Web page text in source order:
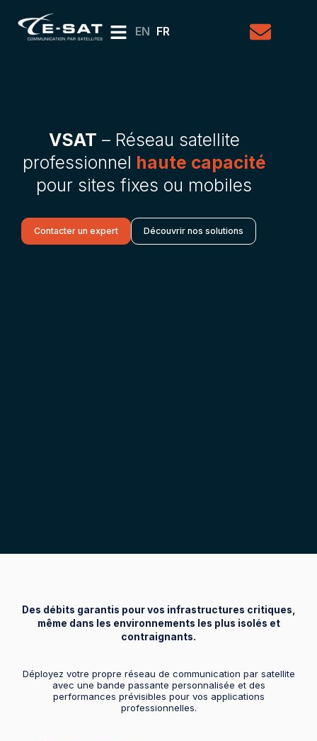
EN FR
VSAT – Réseau satellite
professionnel haute capacité
pour sites fixes ou mobiles
Contacter un expert Découvrir nos solutions
Des débits garantis pour vos infrastructures critiques,
même dans les environnements les plus isolés et
contraignants.
Déployez votre propre réseau de communication par satellite
avec une bande passante personnalisée et des
performances prévisibles pour vos applications
professionnelles.